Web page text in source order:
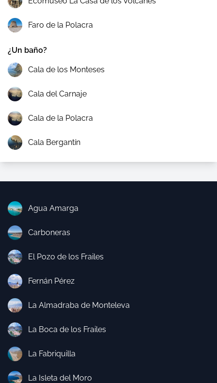
Faro de la Polacra
¿Un baño?
Cala de los Monteses
Cala del Carnaje
Cala de la Polacra
Cala Bergantín
Agua Amarga
Carboneras
El Pozo de los Frailes
Fernán Pérez
La Almadraba de Monteleva
La Boca de los Frailes
La Fabriquilla
La Isleta del Moro